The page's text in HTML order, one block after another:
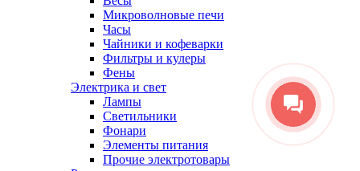
Микроволновые печи
Часы
Чайники и кофеварки
Фильтры и кулеры
Фены
Электрика и свет
Лампы
Светильники
Фонари
Элементы питания
Прочие электротовары